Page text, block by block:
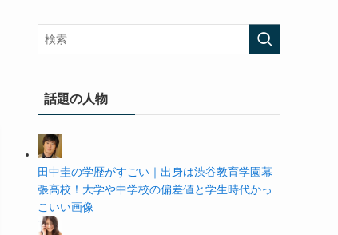
話題の人物
田中圭の学歴がすごい｜出身は渋谷教育学園幕
張高校！大学や中学校の偏差値と学生時代かっ
こいい画像